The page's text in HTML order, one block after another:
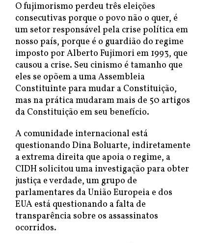
O fujimorismo perdeu três eleições
consecutivas porque o povo não o quer, é
um setor responsável pela crise política em
nosso país, porque é o guardião do regime
imposto por Alberto Fujimori em 1993, que
causou a crise. Seu cinismo é tamanho que
eles se opõem a uma Assembleia
Constituinte para mudar a Constituição,
mas na prática mudaram mais de 50 artigos
da Constituição em seu benefício.
A comunidade internacional está
questionando Dina Boluarte, indiretamente
a extrema direita que apoia o regime, a
CIDH solicitou uma investigação para obter
justiça e verdade, um grupo de
parlamentares da União Europeia e dos
EUA está questionando a falta de
transparência sobre os assassinatos
ocorridos.